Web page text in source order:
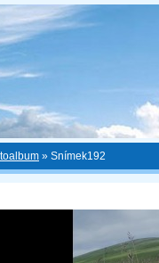
» Snímek192